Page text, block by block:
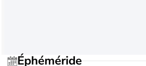
Éphéméride